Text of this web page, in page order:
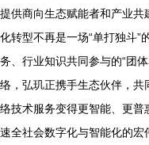
提供商向生态赋能者和产业
化转型不再是一场“单打独斗”
务、行业知识共同参与的“团
络，弘玑正携手生态伙伴，共
络技术服务变得更智能、更
速全社会数字化与智能化的宏